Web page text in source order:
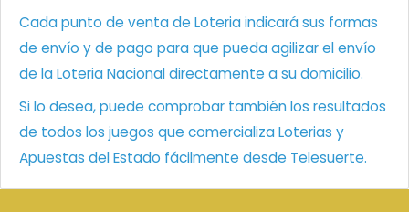
Cada punto de venta de Loteria indicará sus formas
de envío y de pago para que pueda agilizar el envío
de la Loteria Nacional directamente a su domicilio.
Si lo desea, puede comprobar también los resultados
de todos los juegos que comercializa Loterias y
Apuestas del Estado fácilmente desde Telesuerte.